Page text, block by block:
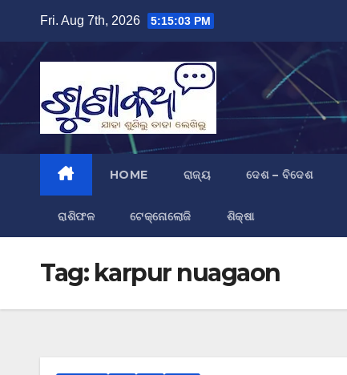
content
Fri. Aug 7th, 2026 5:15:04 PM
HOME ରାଜ୍ୟ ଦେଶ – ବିଦେଶ
ରାଶିଫଳ ଟେକ୍ନୋଲୋଜି ଶିକ୍ଷା
Tag: karpur nuagaon